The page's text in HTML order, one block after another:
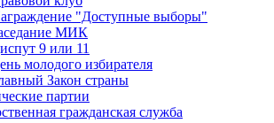
"Доступные выборы"
МИК
9 или 11
молодого избирателя
Закон страны
партии
гражданская служба